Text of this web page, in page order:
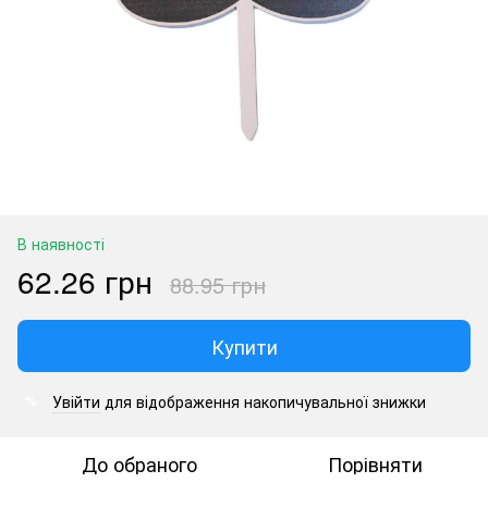
В наявності
62.26 грн 88.95 грн
Купити
Увійти для відображення накопичувальної знижки
До обраного Порівняти